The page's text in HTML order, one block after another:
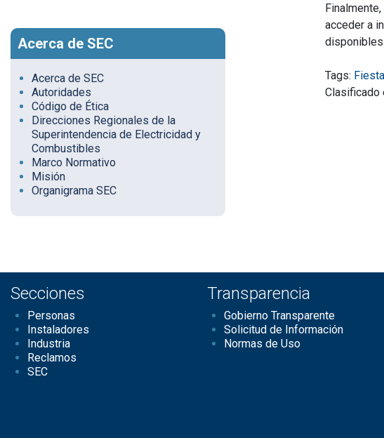
Acerca de SEC
Acerca de SEC
Autoridades
Código de Ética
Direcciones Regionales de la
Superintendencia de Electricidad y
Combustibles
Marco Normativo
Misión
Organigrama SEC
acceder a
disponibles
Tags:
Clasificado
Secciones
Personas
Instaladores
Industria
Reclamos
SEC
Transparencia
Gobierno Transparente
Solicitud de Información
Normas de Uso